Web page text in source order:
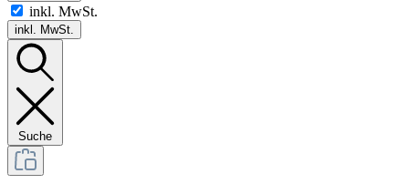
inkl. MwSt.
inkl. MwSt.
Suche